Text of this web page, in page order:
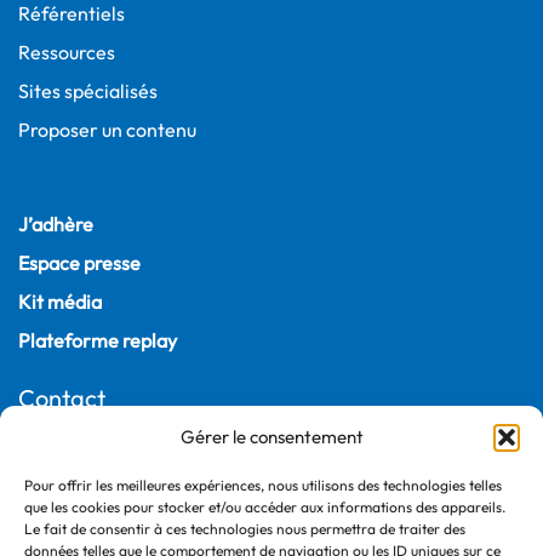
Gérer le consentement
Pour offrir les meilleures expériences, nous utilisons des technologies telles
que les cookies pour stocker et/ou accéder aux informations des appareils.
Le fait de consentir à ces technologies nous permettra de traiter des
données telles que le comportement de navigation ou les ID uniques sur ce
Référentiels
Ressources
Sites spécialisés
Proposer un contenu
J’adhère
Espace presse
Kit média
Plateforme replay
Contact
75009 Paris – France
+33 (0)1 55 04 05 03